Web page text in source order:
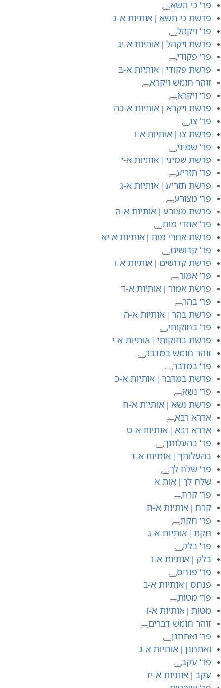
פר' כי תשא
פרשת כי תשא | אותיות א-ג
פר' ויקהל
פרשת ויקהל | אותיות א-יג
פר' פקודי
פרשת פקודי | אותיות א-ב
זוהר חומש ויקרא
פר' ויקרא
פרשת ויקרא | אותיות א-כה
פר' צו
פרשת צו | אותיות א-ו
פר' שמיני
פרשת שמיני | אותיות א-י
פר' תזריע
פרשת תזריע | אותיות א-ג
פר' מצורע
פרשת מצורע | אותיות א-ה
פר' אחרי מות
פרשת אחרי מות | אותיות א-יא
פר' קדושים
פרשת קדושים | אותיות א-ו
פר' אמור
פרשת אמור | אותיות א-ד
פר' בהר
פרשת בהר | אותיות א-ה
פר' בחוקותי
פרשת בחוקותי | אותיות א-י
זוהר חומש במדבר
פר' במדבר
פרשת במדבר | אותיות א-כ
פר' נשא
פרשת נשא | אותיות א-ח
אדרא רבא
אדרא רבא | אותיות א-ט
פר' בהעלותך
בהעלותך | אותיות א-ד
פר' שלח לך
שלח לך | אות א
פר' קרח
קרח | אותיות א-ח
פר' חקת
חקת | אותיות א-ג
פר' בלק
בלק | אותיות א-ו
פר' פנחס
פנחס | אותיות א-ב
פר' מטות
מטות | אותיות א-ו
זוהר חומש דברים
פר' ואתחנן
ואתחנן | אותיות א-ג
פר' עקב
עקב | אותיות א-יז